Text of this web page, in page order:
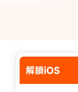
解鎖iOS